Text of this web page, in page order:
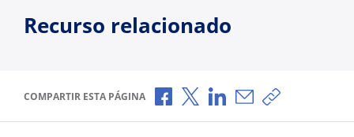
Recurso relacionado
COMPARTIR ESTA PÁGINA Compartir a través de Facebook
Compartir a través de X
Compartir a través de
Compartir por
Copiar